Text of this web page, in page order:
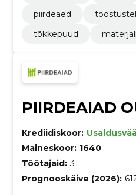
piirdeaed
tõkkepuud
PIIRDEAIAD
Krediidiskoor:
Maineskoor: 1640
Töötajaid: 3
Prognooskäive (2026):